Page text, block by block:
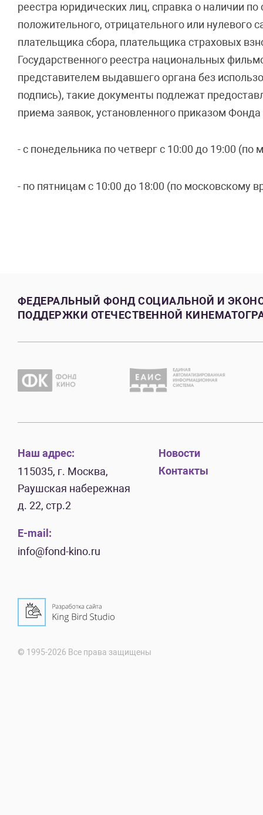
реестра юридических лиц, справка о наличии
положительного, отрицательного или нулевого
плательщика сбора, плательщика страховых
Государственного реестра национальных
представителем выдавшего органа без
подпись), такие документы подлежат
приема заявок, установленного приказом
- с понедельника по четверг с 10:00 до 19:00 (по
- по пятницам с 10:00 до 18:00 (по московскому
ФЕДЕРАЛЬНЫЙ ФОНД СОЦИАЛЬНОЙ И
ПОДДЕРЖКИ ОТЕЧЕСТВЕННОЙ
Наш адрес:
115035, г. Москва,
Раушская набережная
д. 22, стр.2
E-mail:
info@fond-kino.ru
Новости
Контакты
© 1995-2026 Все права защищены